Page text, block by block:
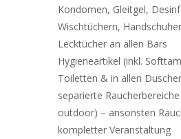
Kondomen, Gleitgel,
Wischtüchern,
Lecktücher an allen Bars
Hygieneartikel (inkl.
Toiletten & in allen
separierte
outdoor) – ansonsten
kompletter Veranstaltung